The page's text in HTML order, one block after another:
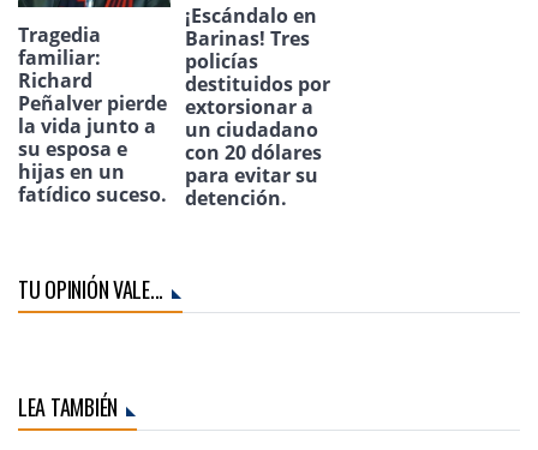
Tragedia
familiar:
Richard
Peñalver pierde
la vida junto a
su esposa e
hijas en un
fatídico suceso.
¡Escándalo en
Barinas! Tres
policías
destituidos por
extorsionar a
un ciudadano
con 20 dólares
para evitar su
detención.
TU OPINIÓN VALE...
LEA TAMBIÉN